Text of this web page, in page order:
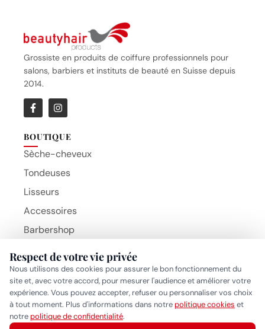
Grossiste en produits de coiffure professionnels pour
salons, barbiers et instituts de beauté en Suisse depuis
2014.
BOUTIQUE
Sèche-cheveux
Tondeuses
Lisseurs
Accessoires
Barbershop
BaByliss Pro
Gammapiu
Respect de votre vie privée
Nous utilisons des cookies pour assurer le bon fonctionnement du
site et, avec votre accord, pour mesurer l'audience et améliorer votre
expérience. Vous pouvez accepter, refuser ou personnaliser vos choix
à tout moment. Plus d'informations dans notrepolitique cookies et
notrepolitique de confidentialité.
Beauty Hair Products
Réponse généralement sous quelques heures